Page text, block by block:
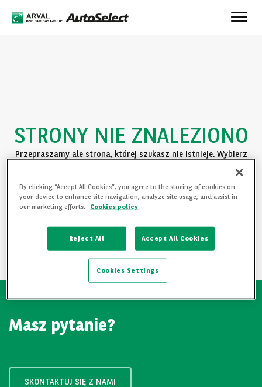
Toggle
STRONY NIE ZNALEZIONO
Przepraszamy ale strona, której szukasz nie istnieje. Wybierz
POWRÓT DO STRONY GŁÓWNEJ
ZAPOZNAJ SIĘ Z OFERTĄ
Masz pytanie?
SKONTAKTUJ SIĘ Z NAMI
By clicking “Accept All Cookies”, you agree to the storing of cookies on
your device to enhance site navigation, analyze site usage, and assist in
our marketing efforts.
Cookies policy
Reject All Accept All Cookies
Cookies Settings